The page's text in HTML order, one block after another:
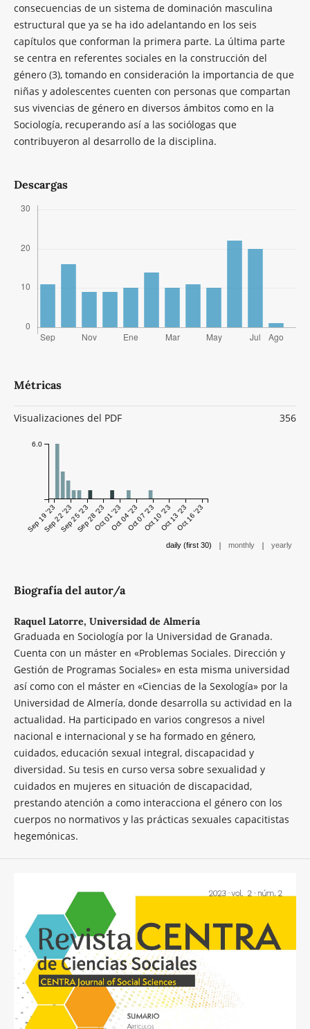
consecuencias de un sistema de dominación masculina
estructural que ya se ha ido adelantando en los seis
capítulos que conforman la primera parte. La última parte
se centra en referentes sociales en la construcción del
género (3), tomando en consideración la importancia de que
niñas y adolescentes cuenten con personas que compartan
sus vivencias de género en diversos ámbitos como en la
Sociología, recuperando así a las sociólogas que
contribuyeron al desarrollo de la disciplina.
Descargas
Métricas
Visualizaciones del PDF 356
Sep 19 '23Sep 22 '23Sep 25 '23Sep 28 '23Oct 01 '23Oct 04 '23Oct 07 '23Oct 10 '23Oct 13 '23Oct 16 '23
6.0
daily (first 30) | monthly | yearly
Biografía del autor/a
Raquel Latorre, Universidad de Almería
Graduada en Sociología por la Universidad de Granada.
Cuenta con un máster en «Problemas Sociales. Dirección y
Gestión de Programas Sociales» en esta misma universidad
así como con el máster en «Ciencias de la Sexología» por la
Universidad de Almería, donde desarrolla su actividad en la
actualidad. Ha participado en varios congresos a nivel
nacional e internacional y se ha formado en género,
cuidados, educación sexual integral, discapacidad y
diversidad. Su tesis en curso versa sobre sexualidad y
cuidados en mujeres en situación de discapacidad,
prestando atención a como interacciona el género con los
cuerpos no normativos y las prácticas sexuales capacitistas
hegemónicas.